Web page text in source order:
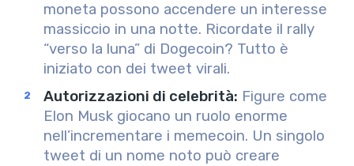
moneta possono accendere un interesse
massiccio in una notte. Ricordate il rally
“verso la luna” di Dogecoin? Tutto è
iniziato con dei tweet virali.
Autorizzazioni di celebrità: Figure come
Elon Musk giocano un ruolo enorme
nell’incrementare i memecoin. Un singolo
tweet di un nome noto può creare